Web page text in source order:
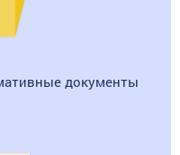
документы